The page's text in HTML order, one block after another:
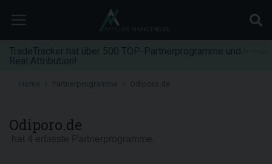
TradeTracker hat über 500 TOP-Partnerprogramme und
Real Attribution!
Home Partnerprogramme
Odiporo.de